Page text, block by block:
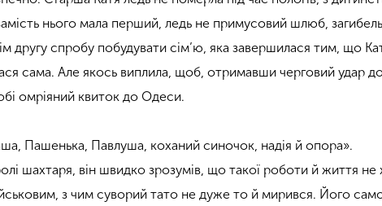
нього мала перший, ледь не примусовий шлюб, загибель
другу спробу побудувати сім’ю, яка завершилася тим, що
сама. Але якось виплила, щоб, отримавши черговий удар
омріяний квиток до Одеси.
Пашенька, Павлуша, коханий синочок, надія й опора».
шахтаря, він швидко зрозумів, що такої роботи й життя не
з чим суворий тато не дуже то й мирився. Його